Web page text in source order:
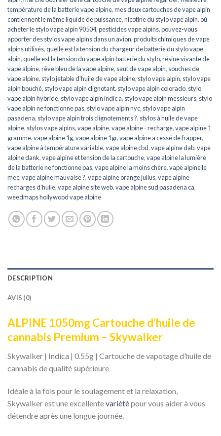
température de la batterie vape alpine,mes deux cartouches de vape alpin
contiennent le même liquide de puissance,nicotine du stylo vape alpin,où
acheter le stylo vape alpin 90504,pesticides vape alpins,pouvez-vous
apporter des stylos vape alpins dans un avion,produits chimiques de vape
alpins utilisés,quelle est la tension du chargeur de batterie du stylo vape
alpin,quelle est la tension du vape alpin batterie du stylo,résine vivante de
vape alpine,rêve bleu de la vape alpine, saut de vape alpin, souches de
vape alpine, stylo jetable d'huile de vape alpine, stylo vape alpin, stylo vape
alpin bouché, stylo vape alpin clignotant, stylo vape alpin colorado, stylo
vape alpin hybride, stylo vape alpin indic a, stylo vape alpin messieurs, stylo
vape alpin ne fonctionne pas, stylo vape alpin nyc, stylo vape alpin
pasadena, stylo vape alpin trois clignotements ?, stylos à huile de vape
alpine, stylos vape alpins,vape alpine,vape alpine - recharge,vape alpine 1
gramme,vape alpine 1g,vape alpine 1gr,vape alpine a cessé de frapper,
vape alpine à température variable,vape alpine cbd,vape alpine dab,vape
alpine dank,vape alpine et tension de la cartouche,vape alpine la lumière
de la batterie ne fonctionne pas,vape alpine la moins chère,vape alpine le
mec,vape alpine mauvaise ?,vape alpine orange julius,vape alpine
recharges d'huile,vape alpine site web,vape alpine sud pasadena ca,
weedmaps hollywood vape alpine
DESCRIPTION
AVIS (0)
ALPINE 1050mg Cartouche d’huile de
cannabis Premium – Skywalker
Skywalker | Indica | 0.55g | Cartouche de vapotage d’huile de
cannabis de qualité supérieure
Idéale à la fois pour le soulagement et la relaxation,
Skywalker est une excellentevariétépour vous aider à vous
détendre après une longue journée.